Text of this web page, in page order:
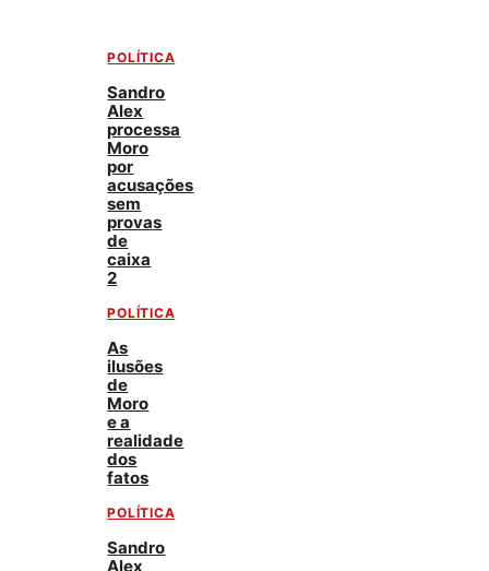
POLÍTICA
Sandro
Alex
processa
Moro
por
acusações
sem
provas
de
caixa
2
POLÍTICA
As
ilusões
de
Moro
e a
realidade
dos
fatos
POLÍTICA
Sandro
Alex